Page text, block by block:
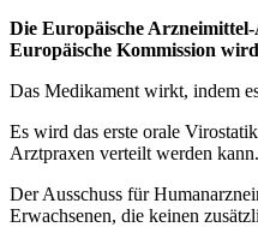
Die Europäische
Europäische Kommission
Das Medikament wirkt, indem
Es wird das erste orale
Arztpraxen verteilt werden kann.
Der Ausschuss für
Erwachsenen, die keinen